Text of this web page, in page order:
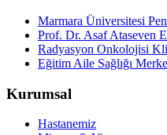
Marmara Üniversitesi
Prof. Dr. Asaf Ataseven
Radyasyon Onkolojisi
Eğitim Aile Sağlığı
Kurumsal
Hastanemiz